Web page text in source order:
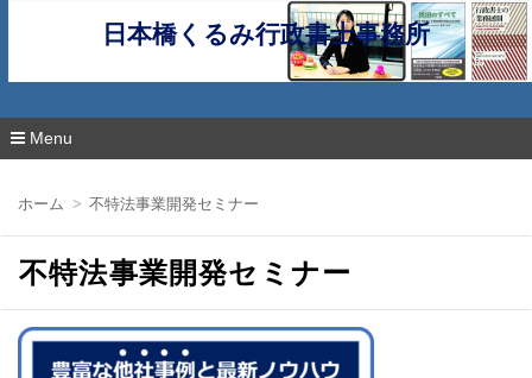
日本橋くるみ行政書士事務所
Menu
ン
ホーム 不特法事業開発セミナー
不特法事業開発セミナー